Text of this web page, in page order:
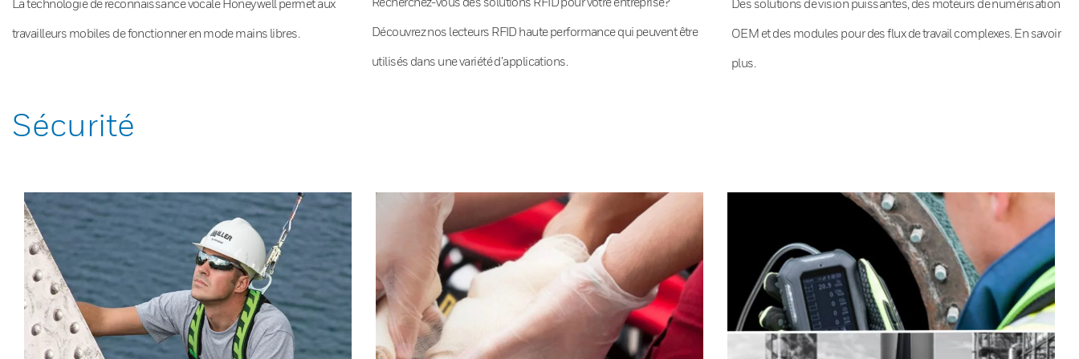
La technologie de reconnaissance vocale Honeywell permet aux
travailleurs mobiles de fonctionner en mode mains libres. Découvrez nos lecteurs RFID haute performance qui peuvent être
utilisés dans une variété d’applications.
Des solutions de vision puissantes, des moteurs de numérisation
OEM et des modules pour des flux de travail complexes. En savoir
plus.
Sécurité